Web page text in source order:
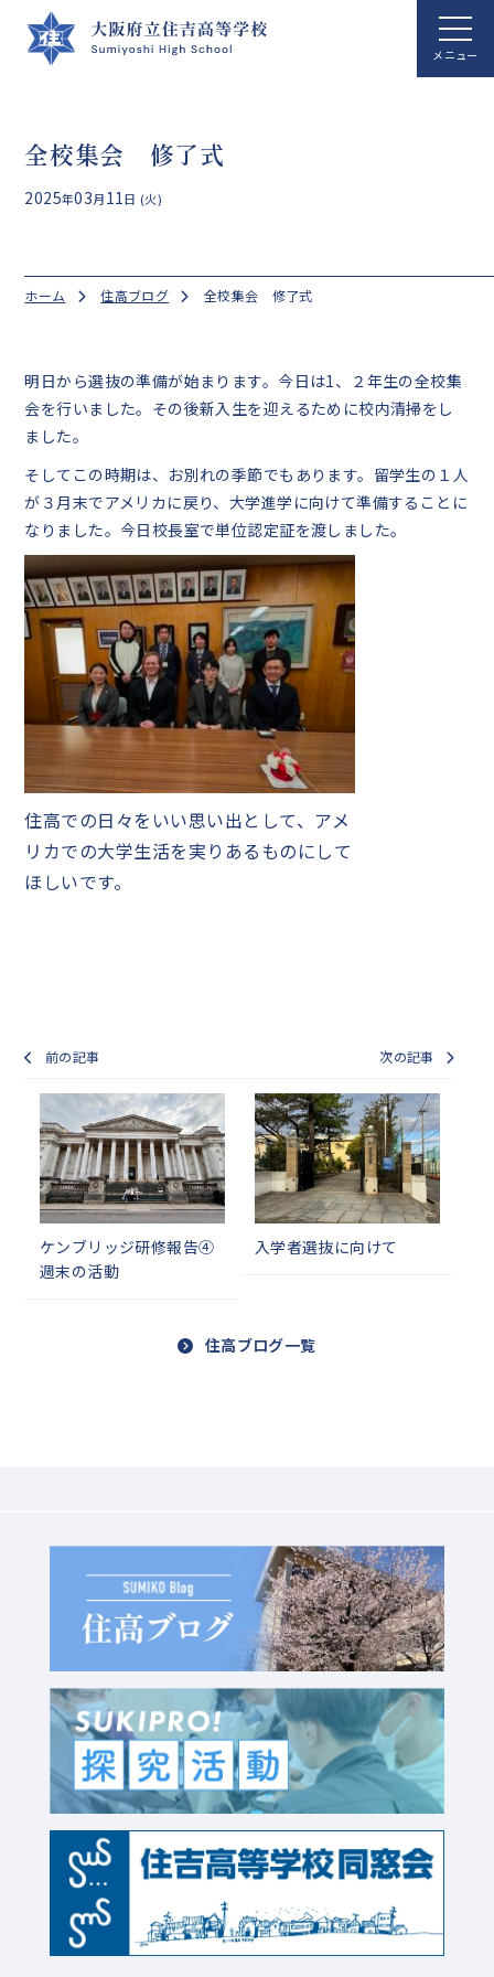
ホーム
学校案内
総合科学科
進路指導
クラブ活動
アクセス
中学生の皆様へ
在校生・保護者の皆様へ
卒業生の皆様へ
English
探究活動
全校集会 修了式
2025年03月11日 (火)
ホーム 住高ブログ 全校集会 修了式
明日から選抜の準備が始まります。今日は1、２年生の全校集
会を行いました。その後新入生を迎えるために校内清掃をし
ました。
そしてこの時期は、お別れの季節でもあります。留学生の１人
が３月末でアメリカに戻り、大学進学に向けて準備することに
なりました。今日校長室で単位認定証を渡しました。
住高での日々をいい思い出として、アメ
リカでの大学生活を実りあるものにして
ほしいです。
前の記事
ケンブリッジ研修報告④
週末の活動
次の記事
入学者選抜に向けて
住高ブログ一覧